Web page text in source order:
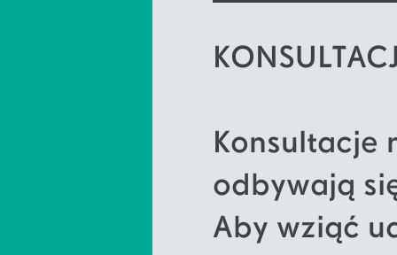
Konsultacje
odbywają
Aby wziąć